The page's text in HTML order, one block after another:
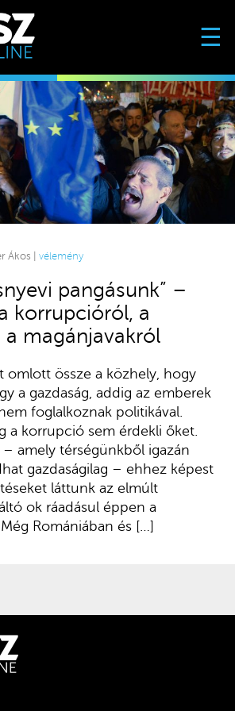
☰
Ákos | vélemény
pangásunk” –
korrupcióról, a
a magánjavakról
omlott össze a közhely, hogy
a gazdaság, addig az emberek
foglalkoznak politikával.
a korrupció sem érdekli őket.
– amely térségünkből igazán
gazdaságilag – ehhez képest
láttunk az elmúlt
ok ráadásul éppen a
Romániában és […]